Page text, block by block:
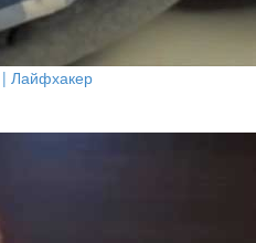
| Лайфхакер